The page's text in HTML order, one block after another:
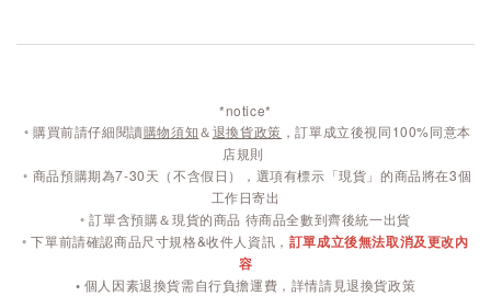
*notice*
◦ 購買前請仔細閱讀購物須知＆退換貨政策 ，訂單成立後視同100%同意本
店規則
◦ 商品預購期為7-30天（不含假日），選項有標示「現貨」的商品將在3個
工作日寄出
◦ 訂單含預購＆現貨的商品 待商品全數到齊後統一出貨
◦ 下單前請確認商品尺寸規格&收件人資訊， 訂單成立後無法取消及更改內
容
◦ 個人因素退換貨需自行負擔運費，詳情請見退換貨政策